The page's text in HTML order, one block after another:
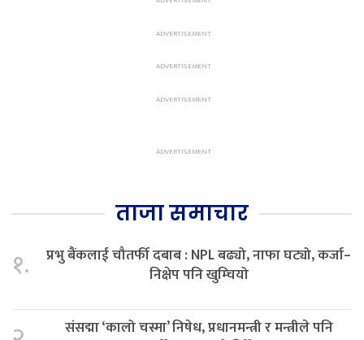
ताजा समाचार
१.
प्रभु बैंकलाई चौतर्फी दबाब : NPL बढ्यो, नाफा घट्यो, कर्जा–
निक्षेप पनि खुम्चियो
संसद्मा ‘कालो चस्मा’ निषेध, प्रधानमन्त्री र मन्त्रीले पनि